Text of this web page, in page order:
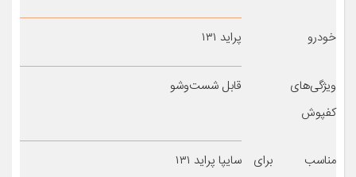
خودرو پراید ۱۳۱
ویژگی‌های
کفپوش
قابل شست‌وشو
مناسب برای
سایپا پراید ۱۳۱